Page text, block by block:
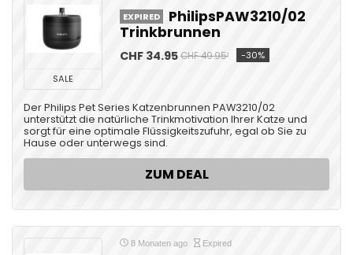
SALE
EXPIRED
PhilipsPAW3210/02
Trinkbrunnen
CHF 34.95CHF 49.95¹ -30%
Der Philips Pet Series Katzenbrunnen PAW3210/02
unterstützt die natürliche Trinkmotivation Ihrer Katze und
sorgt für eine optimale Flüssigkeitszufuhr, egal ob Sie zu
Hause oder unterwegs sind.
ZUM DEAL
8 Monaten ago Expired